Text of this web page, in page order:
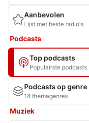
Aanbevolen
Lijst met beste radio's
Podcasts
Top podcasts
Populairste podcasts
Podcasts op genre
18 themagenres
Muziek